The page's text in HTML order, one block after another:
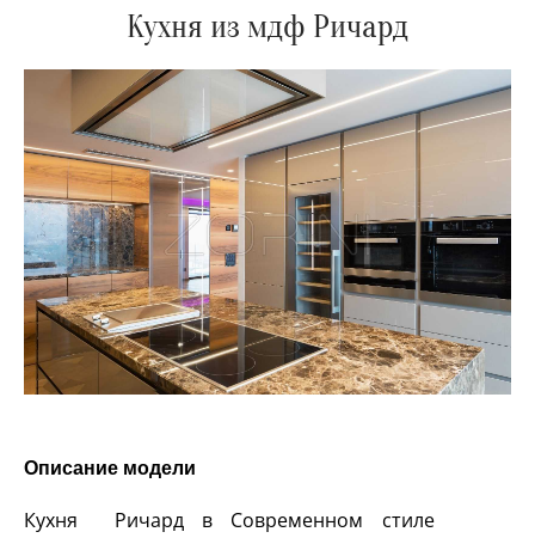
Кухня из мдф Ричард
Описание модели
Кухня Ричард в Современном стиле